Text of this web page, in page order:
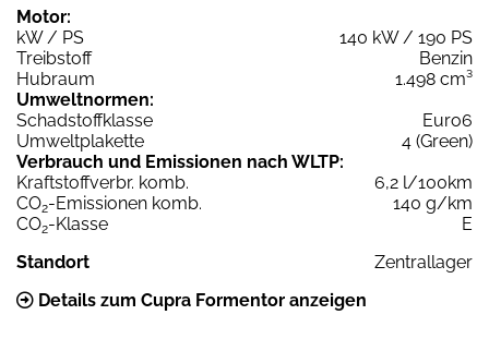
Motor:
kW / PS
140 kW / 190 PS
Treibstoff
Benzin
Hubraum
1.498 cm³
Umweltnormen:
Schadstoffklasse
Euro6
Umweltplakette
4 (Green)
Verbrauch und Emissionen nach WLTP:
Kraftstoffverbr. komb.
6,2 l/100km
CO2-Emissionen komb.
140 g/km
CO2-Klasse
E
Standort
Zentrallager
Details zum Cupra Formentor anzeigen